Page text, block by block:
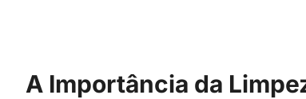
A Importância da